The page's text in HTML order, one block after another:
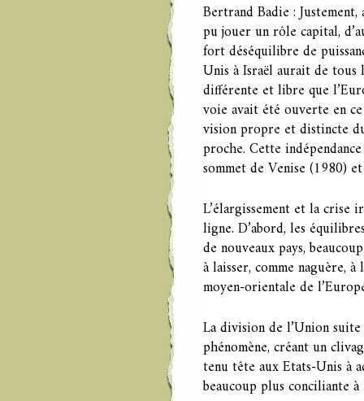
Bertrand Badie :
pu jouer un rôle capital,
fort déséquilibre de
Unis à Israël aurait de
différente et libre que
voie avait été ouverte en
vision propre et distincte
proche. Cette
sommet de Venise (1980)
L’élargissement et la crise
ligne. D’abord, les
de nouveaux pays,
à laisser, comme naguère,
moyen-orientale de
La division de l’Union
phénomène, créant un
tenu tête aux Etats-Unis à
beaucoup plus conciliante